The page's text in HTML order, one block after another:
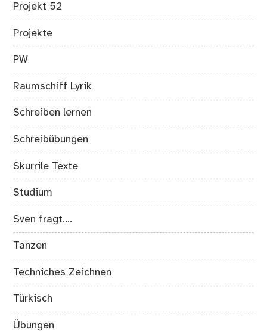
Projekt 52
Projekte
PW
Raumschiff Lyrik
Schreiben lernen
Schreibübungen
Skurrile Texte
Studium
Sven fragt….
Tanzen
Techniches Zeichnen
Türkisch
Übungen